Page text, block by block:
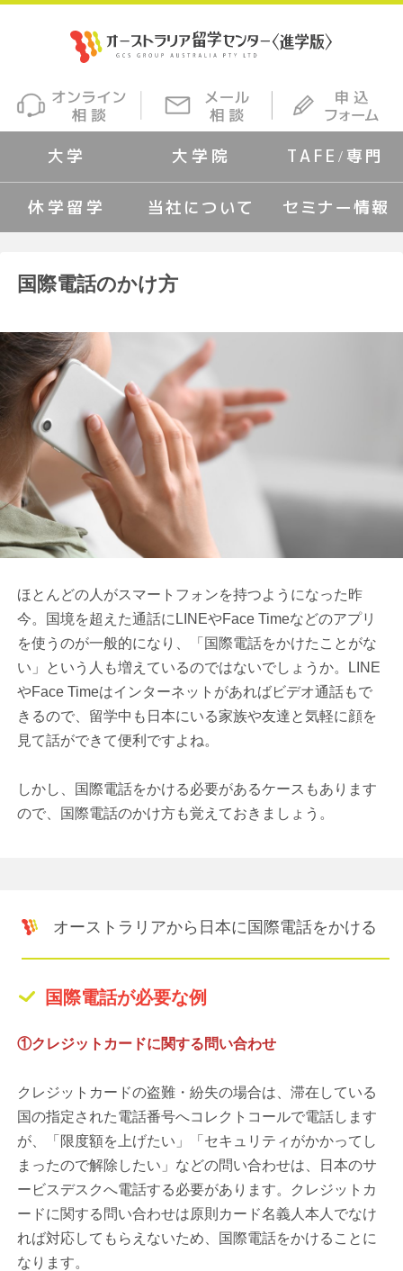
大学 大学院 TAFE/専門
休学留学 当社について セミナー情報
国際電話のかけ方
ほとんどの人がスマートフォンを持つようになった昨
今。国境を超えた通話にLINEやFace Timeなどのアプリ
を使うのが一般的になり、「国際電話をかけたことがな
い」という人も増えているのではないでしょうか。LINE
やFace Timeはインターネットがあればビデオ通話もで
きるので、留学中も日本にいる家族や友達と気軽に顔を
見て話ができて便利ですよね。
しかし、国際電話をかける必要があるケースもあります
ので、国際電話のかけ方も覚えておきましょう。
オーストラリアから日本に国際電話をかける
国際電話が必要な例
①クレジットカードに関する問い合わせ
クレジットカードの盗難・紛失の場合は、滞在している
国の指定された電話番号へコレクトコールで電話します
が、「限度額を上げたい」「セキュリティがかかってし
まったので解除したい」などの問い合わせは、日本のサ
ービスデスクへ電話する必要があります。クレジットカ
ードに関する問い合わせは原則カード名義人本人でなけ
れば対応してもらえないため、国際電話をかけることに
なります。